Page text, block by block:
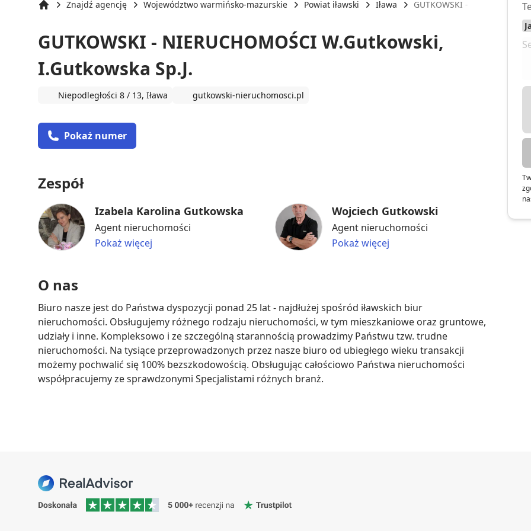
Znajdź agencję Województwo warmińsko-mazurskie Powiat iławski Iława GUTKOWSKI -
GUTKOWSKI - NIERUCHOMOŚCI W.Gutkowski,
I.Gutkowska Sp.J.
Niepodległości 8 / 13, Iława gutkowski-nieruchomosci.pl
Pokaż numer
Zespół
Izabela Karolina Gutkowska
Agent nieruchomości
Pokaż więcej
Wojciech Gutkowski
Agent nieruchomości
Pokaż więcej
O nas
Biuro nasze jest do Państwa dyspozycji ponad 25 lat - najdłużej spośród iławskich biur
nieruchomości. Obsługujemy różnego rodzaju nieruchomości, w tym mieszkaniowe oraz gruntowe,
udziały i inne. Kompleksowo i ze szczególną starannością prowadzimy Państwu tzw. trudne
nieruchomości. Na tysiące przeprowadzonych przez nasze biuro od ubiegłego wieku transakcji
możemy pochwalić się 100% bezszkodowością. Obsługując całościowo Państwa nieruchomości
współpracujemy ze sprawdzonymi Specjalistami różnych branż.